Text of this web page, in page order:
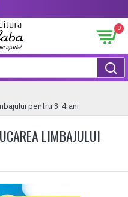
0
pentru 3-4 ani
LIMBAJULUI